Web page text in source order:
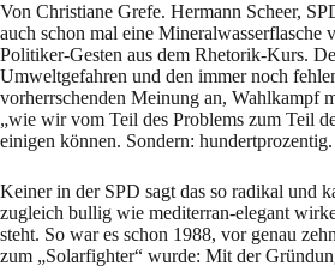
Von Christiane Grefe. Hermann Scheer,
auch schon mal eine
Politiker-Gesten aus dem Rhetorik-Kurs.
Umweltgefahren und den immer noch
vorherrschenden Meinung an, Wahlkampf
„wie wir vom Teil des Problems zum Teil
einigen können. Sondern:
Keiner in der SPD sagt das so radikal und
zugleich bullig wie mediterran-elegant
steht. So war es schon 1988, vor genau
zum „Solarfighter“ wurde: Mit der